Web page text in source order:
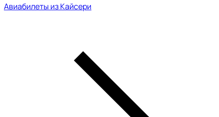
Авиабилеты из Кайсери